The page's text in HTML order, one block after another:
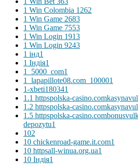
1 Win Colombia 1262
1 Win Game 2683
1 Win Game 7553
1 Win Login 1913
1 Win Login 9243
1 інд1
1 Індія1
1_5000_com1
1_lapapillote08.com_100001
1-xbeti180341
1.1 httpspolska-
1.2 httpspolska-
1.5 httpspolska-
depozytu1
102
10 chickenroad-game.it.com1
10 httpsall-winua.org.ua1
10 Індія1